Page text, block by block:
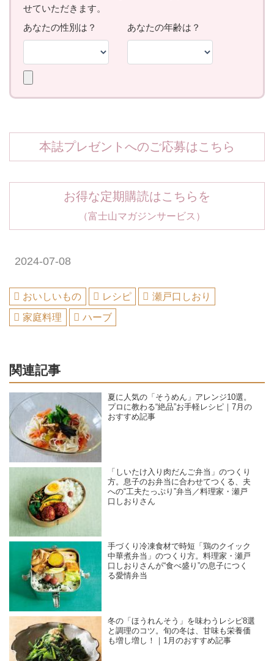
本誌プレゼントへのご応募はこちら
お得な定期購読はこちらを
（富士山マガジンサービス）
2024-07-08
おいしいもの レシピ
瀬戸口しおり
家庭料理
ハーブ
関連記事
夏に人気の「そうめん」アレンジ10選。
プロに教わる“絶品”お手軽レシピ｜7月の
おすすめ記事
「しいたけ入り肉だんご弁当」のつくり
方。息子のお弁当に合わせてつくる、夫
への“工夫たっぷり”弁当／料理家・瀬戸
口しおりさん
手づくり冷凍食材で時短「鶏のクイック
中華煮弁当」のつくり方。料理家・瀬戸
口しおりさんが“食べ盛り”の息子につく
る愛情弁当
冬の「ほうれんそう」を味わうレシピ8選
と調理のコツ。旬の冬は、甘味も栄養価
も増し増し！｜1月のおすすめ記事